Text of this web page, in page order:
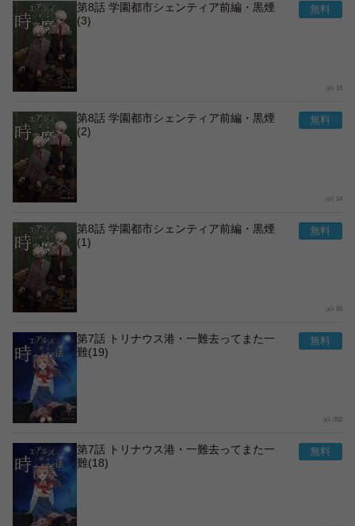
第8話 学園都市シェンティア前編・黒煙
(3)
15
第8話 学園都市シェンティア前編・黒煙
(2)
14
第8話 学園都市シェンティア前編・黒煙
(1)
20
第7話 トリナウス港・一難去ってまた一
難(19)
352
第7話 トリナウス港・一難去ってまた一
難(18)